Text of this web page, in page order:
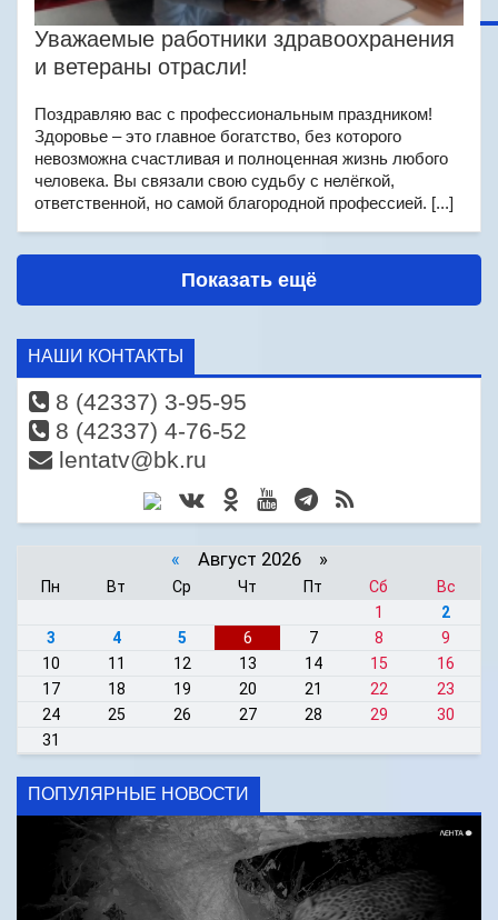
Уважаемые работники здравоохранения
и ветераны отрасли!
Поздравляю вас с профессиональным праздником!
Здоровье – это главное богатство, без которого
невозможна счастливая и полноценная жизнь любого
человека. Вы связали свою судьбу с нелёгкой,
ответственной, но самой благородной профессией. [...]
Показать ещё
НАШИ КОНТАКТЫ
8 (42337) 3-95-95
8 (42337) 4-76-52
lentatv@bk.ru
« Август 2026 »
Пн Вт Ср Чт Пт Сб
Вс
1
2
3
4 5 6 7 8
9
10
11 12 13 14 15
16
17
18 19 20 21 22
23
24
25 26 27 28 29
30
31
ПОПУЛЯРНЫЕ НОВОСТИ